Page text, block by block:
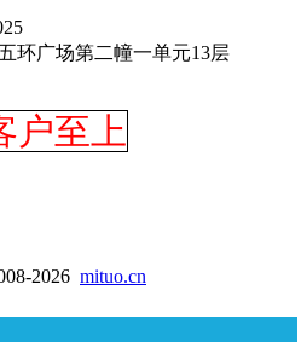
环广场第二幢一单元13层
户至上
2026 mituo.cn